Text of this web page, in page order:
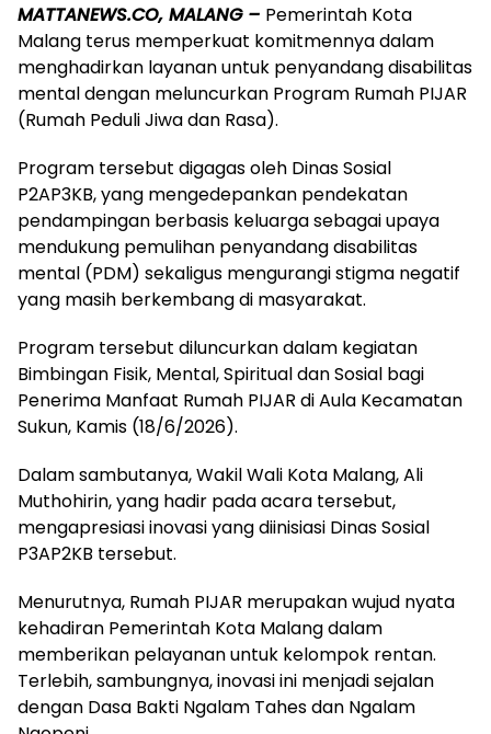
MATTANEWS.CO, MALANG – Pemerintah Kota
Malang terus memperkuat komitmennya dalam
menghadirkan layanan untuk penyandang disabilitas
mental dengan meluncurkan Program Rumah PIJAR
(Rumah Peduli Jiwa dan Rasa).
Program tersebut digagas oleh Dinas Sosial
P2AP3KB, yang mengedepankan pendekatan
pendampingan berbasis keluarga sebagai upaya
mendukung pemulihan penyandang disabilitas
mental (PDM) sekaligus mengurangi stigma negatif
yang masih berkembang di masyarakat.
Program tersebut diluncurkan dalam kegiatan
Bimbingan Fisik, Mental, Spiritual dan Sosial bagi
Penerima Manfaat Rumah PIJAR di Aula Kecamatan
Sukun, Kamis (18/6/2026).
Dalam sambutanya, Wakil Wali Kota Malang, Ali
Muthohirin, yang hadir pada acara tersebut,
mengapresiasi inovasi yang diinisiasi Dinas Sosial
P3AP2KB tersebut.
Menurutnya, Rumah PIJAR merupakan wujud nyata
kehadiran Pemerintah Kota Malang dalam
memberikan pelayanan untuk kelompok rentan.
Terlebih, sambungnya, inovasi ini menjadi sejalan
dengan Dasa Bakti Ngalam Tahes dan Ngalam